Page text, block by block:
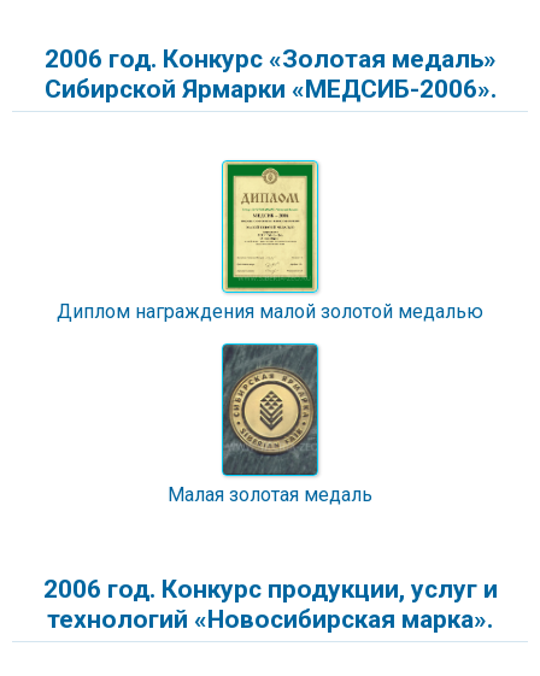
2006 год. Конкурс «Золотая медаль»
Сибирской Ярмарки «МЕДСИБ-2006».
Диплом награждения малой золотой медалью
Малая золотая медаль
2006 год. Конкурс продукции, услуг и
технологий «Новосибирская марка».